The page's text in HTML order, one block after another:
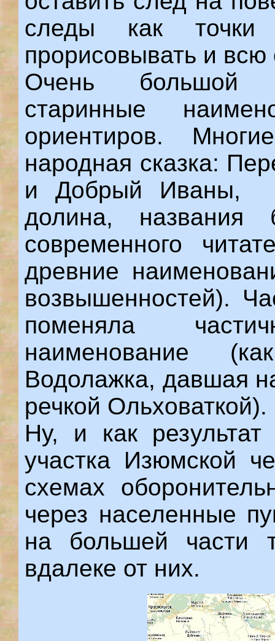
следы как
прорисовывать и
Очень большой
старинные
ориентиров.
народная сказка:
и Добрый Иваны,
долина, названия
современного
древние
возвышенностей).
поменяла
наименование
Водолажка, давшая
речкой Ольховаткой).
Ну, и как
участка Изюмской
схемах
через населенные
на большей части
вдалеке от них.